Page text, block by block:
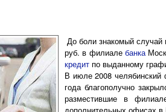
До боли знакомый случай
руб. в филиале банка
кредит по выданному
В июле 2008
года благополучно
разместившие в